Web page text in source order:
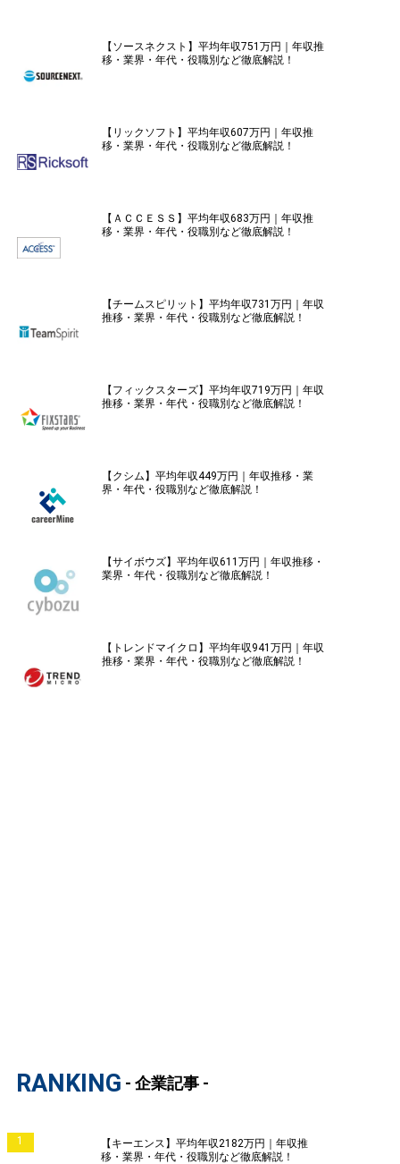
【ソースネクスト】平均年収751万円｜年収推
移・業界・年代・役職別など徹底解説！
【リックソフト】平均年収607万円｜年収推
移・業界・年代・役職別など徹底解説！
【ＡＣＣＥＳＳ】平均年収683万円｜年収推
移・業界・年代・役職別など徹底解説！
【チームスピリット】平均年収731万円｜年収
推移・業界・年代・役職別など徹底解説！
【フィックスターズ】平均年収719万円｜年収
推移・業界・年代・役職別など徹底解説！
【クシム】平均年収449万円｜年収推移・業
界・年代・役職別など徹底解説！
【サイボウズ】平均年収611万円｜年収推移・
業界・年代・役職別など徹底解説！
【トレンドマイクロ】平均年収941万円｜年収
推移・業界・年代・役職別など徹底解説！
RANKING - 企業記事 -
1
【キーエンス】平均年収2182万円｜年収推
移・業界・年代・役職別など徹底解説！